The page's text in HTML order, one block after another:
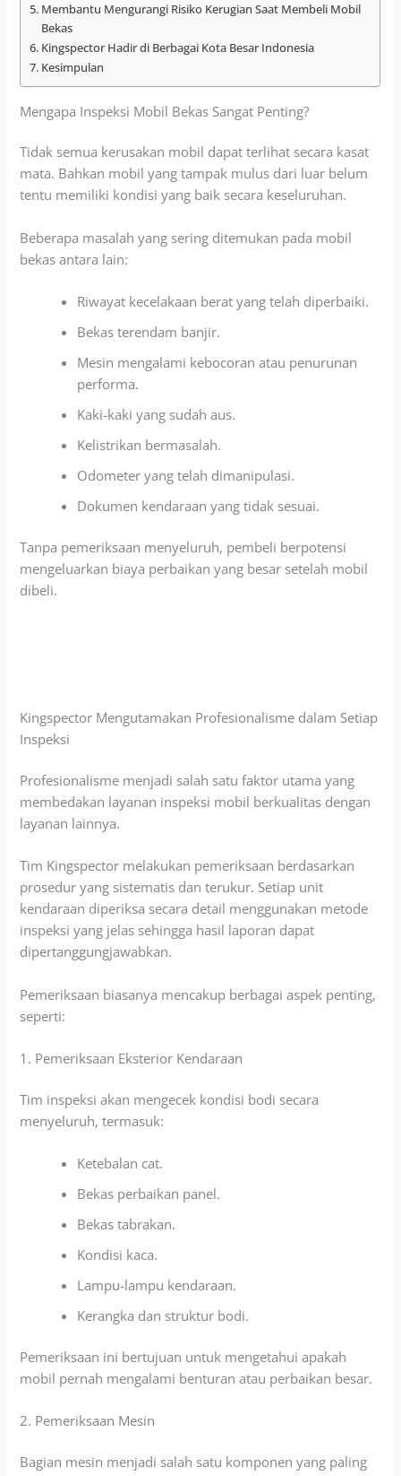
Membantu Mengurangi Risiko Kerugian Saat Membeli Mobil
Bekas
Kingspector Hadir di Berbagai Kota Besar Indonesia
Kesimpulan
Mengapa Inspeksi Mobil Bekas Sangat Penting?
Tidak semua kerusakan mobil dapat terlihat secara kasat
mata. Bahkan mobil yang tampak mulus dari luar belum
tentu memiliki kondisi yang baik secara keseluruhan.
Beberapa masalah yang sering ditemukan pada mobil
bekas antara lain:
Riwayat kecelakaan berat yang telah diperbaiki.
Bekas terendam banjir.
Mesin mengalami kebocoran atau penurunan
performa.
Kaki-kaki yang sudah aus.
Kelistrikan bermasalah.
Odometer yang telah dimanipulasi.
Dokumen kendaraan yang tidak sesuai.
Tanpa pemeriksaan menyeluruh, pembeli berpotensi
mengeluarkan biaya perbaikan yang besar setelah mobil
dibeli.
Kingspector Mengutamakan Profesionalisme dalam Setiap
Inspeksi
Profesionalisme menjadi salah satu faktor utama yang
membedakan layanan inspeksi mobil berkualitas dengan
layanan lainnya.
Tim Kingspector melakukan pemeriksaan berdasarkan
prosedur yang sistematis dan terukur. Setiap unit
kendaraan diperiksa secara detail menggunakan metode
inspeksi yang jelas sehingga hasil laporan dapat
dipertanggungjawabkan.
Pemeriksaan biasanya mencakup berbagai aspek penting,
seperti:
1. Pemeriksaan Eksterior Kendaraan
Tim inspeksi akan mengecek kondisi bodi secara
menyeluruh, termasuk:
Ketebalan cat.
Bekas perbaikan panel.
Bekas tabrakan.
Kondisi kaca.
Lampu-lampu kendaraan.
Kerangka dan struktur bodi.
Pemeriksaan ini bertujuan untuk mengetahui apakah
mobil pernah mengalami benturan atau perbaikan besar.
2. Pemeriksaan Mesin
Bagian mesin menjadi salah satu komponen yang paling